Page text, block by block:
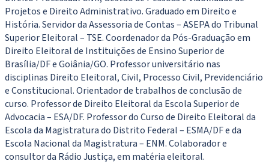
Projetos e Direito Administrativo. Graduado em Direito e
História. Servidor da Assessoria de Contas – ASEPA do Tribunal
Superior Eleitoral – TSE. Coordenador da Pós-Graduação em
Direito Eleitoral de Instituições de Ensino Superior de
Brasília/DF e Goiânia/GO. Professor universitário nas
disciplinas Direito Eleitoral, Civil, Processo Civil, Previdenciário
e Constitucional. Orientador de trabalhos de conclusão de
curso. Professor de Direito Eleitoral da Escola Superior de
Advocacia – ESA/DF. Professor do Curso de Direito Eleitoral da
Escola da Magistratura do Distrito Federal – ESMA/DF e da
Escola Nacional da Magistratura – ENM. Colaborador e
consultor da Rádio Justiça, em matéria eleitoral.